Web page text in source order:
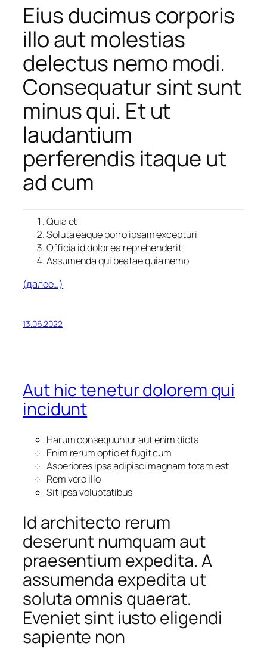
Eius ducimus corporis
illo aut molestias
delectus nemo modi.
Consequatur sint sunt
minus qui. Et ut
laudantium
perferendis itaque ut
ad cum
Quia et
Soluta eaque porro ipsam excepturi
Officia id dolor ea reprehenderit
Assumenda qui beatae quia nemo
(далее…)
13.06.2022
Aut hic tenetur dolorem qui
incidunt
Harum consequuntur aut enim dicta
Enim rerum optio et fugit cum
Asperiores ipsa adipisci magnam totam est
Rem vero illo
Sit ipsa voluptatibus
Id architecto rerum
deserunt numquam aut
praesentium expedita. A
assumenda expedita ut
soluta omnis quaerat.
Eveniet sint iusto eligendi
sapiente non